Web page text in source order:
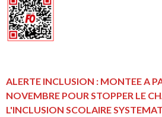
ALERTE INCLUSION : MONTEE A
NOVEMBRE POUR STOPPER LE
L'INCLUSION SCOLAIRE